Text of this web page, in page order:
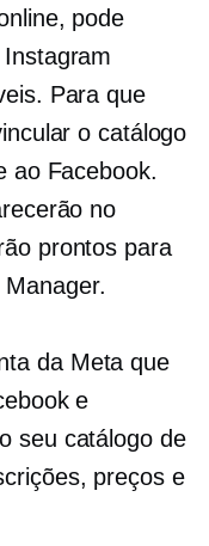
pode
Para que
o catálogo
ao Facebook.
no
prontos para
da Meta que
e
seu catálogo de
preços e